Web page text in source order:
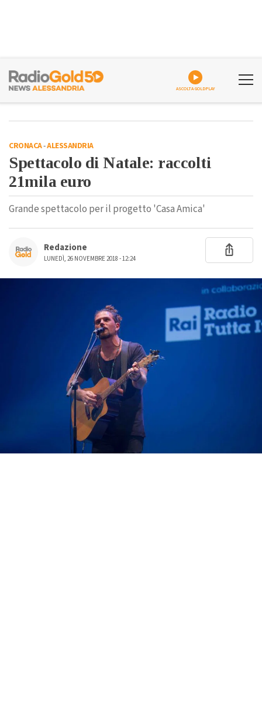
ASCOLTA GOLDPLAY
CRONACA-ALESSANDRIA
Spettacolo di Natale: raccolti
21mila euro
Grande spettacolo per il progetto 'Casa Amica'
Redazione
LUNEDÌ, 26 NOVEMBRE 2018 - 12:24